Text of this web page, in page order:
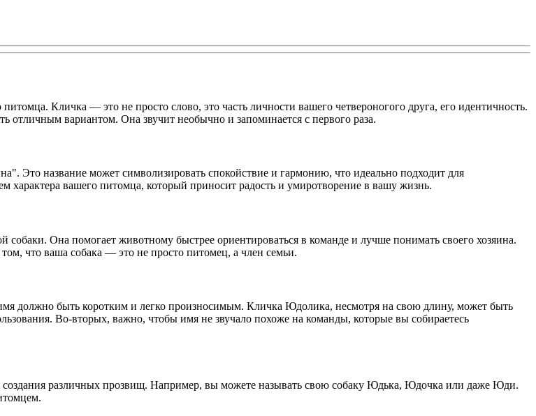
Кличка — это не просто слово, это часть личности вашего четвероногого друга, его идентичность.
вариантом. Она звучит необычно и запоминается с первого раза.
Это название может символизировать спокойствие и гармонию, что идеально подходит для
вашего питомца, который приносит радость и умиротворение в вашу жизнь.
собаки. Она помогает животному быстрее ориентироваться в команде и лучше понимать своего хозяина.
что ваша собака — это не просто питомец, а член семьи.
должно быть коротким и легко произносимым. Кличка Юдолика, несмотря на свою длину, может быть
Во-вторых, важно, чтобы имя не звучало похоже на команды, которые вы собираетесь
различных прозвищ. Например, вы можете называть свою собаку Юдька, Юдочка или даже Юди.